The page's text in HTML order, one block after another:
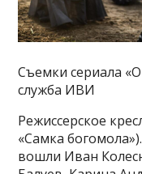
Съемки сериала
служба ИВИ
Режиссерское
«Самка
вошли Иван